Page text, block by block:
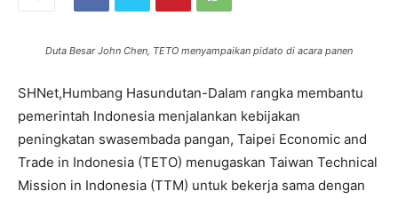
Duta Besar John Chen, TETO menyampaikan pidato di acara panen
SHNet,Humbang Hasundutan-Dalam rangka membantu
pemerintah Indonesia menjalankan kebijakan
peningkatan swasembada pangan, Taipei Economic and
Trade in Indonesia (TETO) menugaskan Taiwan Technical
Mission in Indonesia (TTM) untuk bekerja sama dengan